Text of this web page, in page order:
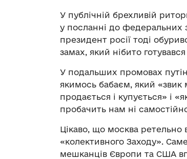
У публічній брехливій
у посланні до федеральних
президент росії тоді
замах, який нібито
У подальших промовах
якимось бабаєм, який «звик
продається і купується» і
пробачить нам ні
Цікаво, що москва ретельно
«колективного Заходу».
мешканців Європи та США